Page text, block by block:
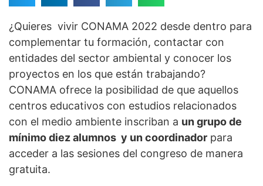
¿Quieres vivir CONAMA 2022 desde dentro para
complementar tu formación, contactar con
entidades del sector ambiental y conocer los
proyectos en los que están trabajando?
CONAMA ofrece la posibilidad de que aquellos
centros educativos con estudios relacionados
con el medio ambiente inscriban a un grupo de
mínimo diez alumnos y un coordinador para
acceder a las sesiones del congreso de manera
gratuita.